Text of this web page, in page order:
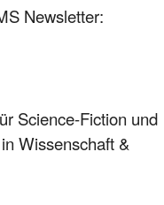
Newsletter:
Science-Fiction und
Wissenschaft &